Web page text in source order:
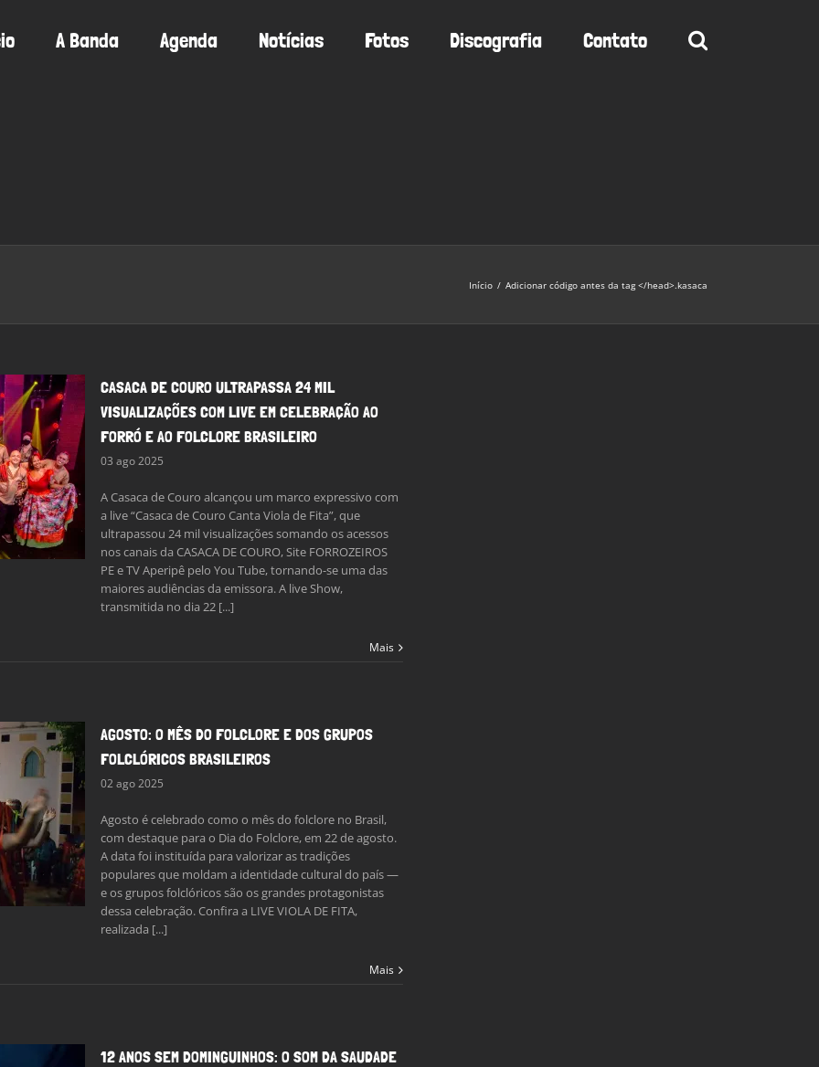
A Banda Agenda Notícias Fotos Discografia Contato
Início / Adicionar código antes da tag </head>.kasaca
CASACA DE COURO ULTRAPASSA 24 MIL
VISUALIZAÇÕES COM LIVE EM CELEBRAÇÃO AO
FORRÓ E AO FOLCLORE BRASILEIRO
03 ago 2025
A Casaca de Couro alcançou um marco expressivo com
a live “Casaca de Couro Canta Viola de Fita”, que
ultrapassou 24 mil visualizações somando os acessos
nos canais da CASACA DE COURO, Site FORROZEIROS
PE e TV Aperipê pelo You Tube, tornando-se uma das
maiores audiências da emissora. A live Show,
transmitida no dia 22 [...]
Mais
AGOSTO: O MÊS DO FOLCLORE E DOS GRUPOS
FOLCLÓRICOS BRASILEIROS
02 ago 2025
Agosto é celebrado como o mês do folclore no Brasil,
com destaque para o Dia do Folclore, em 22 de agosto.
A data foi instituída para valorizar as tradições
populares que moldam a identidade cultural do país —
e os grupos folclóricos são os grandes protagonistas
dessa celebração. Confira a LIVE VIOLA DE FITA,
realizada [...]
Mais
12 ANOS SEM DOMINGUINHOS: O SOM DA SAUDADE